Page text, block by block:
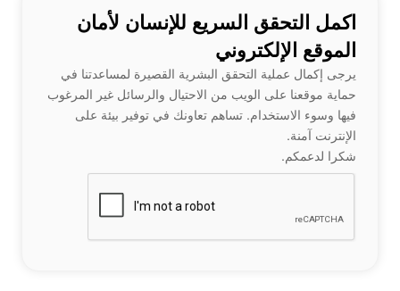
اكمل التحقق السريع للإنسان لأمان
الموقع الإلكتروني
يرجى إكمال عملية التحقق البشرية القصيرة لمساعدتنا في
حماية موقعنا على الويب من الاحتيال والرسائل غير المرغوب
فيها وسوء الاستخدام. تساهم تعاونك في توفير بيئة على
الإنترنت آمنة.
شكرا لدعمكم.